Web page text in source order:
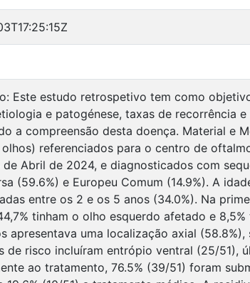
Este estudo retrospetivo tem como
e patogénese, taxas de recorrência
a compreensão desta doença. Material e
referenciados para o centro de
de Abril de 2024, e diagnosticados com
(59.6%) e Europeu Comum (14.9%). A
entre os 2 e os 5 anos (34.0%). Na
tinham o olho esquerdo afetado e
apresentava uma localização axial
de risco incluíram entrópio ventral (25/51),
ao tratamento, 76.5% (39/51) foram